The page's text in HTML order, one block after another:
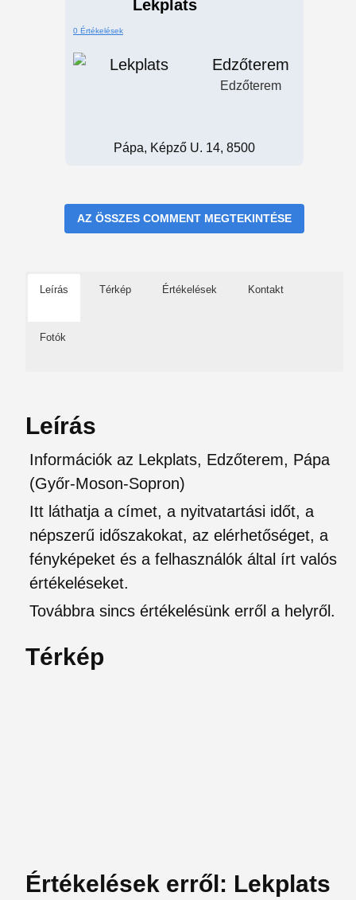
Lekplats
0 Értékelések
Edzőterem
Edzőterem
Pápa, Képző U. 14, 8500
AZ ÖSSZES COMMENT MEGTEKINTÉSE
Leírás Térkép Értékelések Kontakt
Fotók
Leírás
Információk az Lekplats, Edzőterem, Pápa
(Győr-Moson-Sopron)
Itt láthatja a címet, a nyitvatartási időt, a
népszerű időszakokat, az elérhetőséget, a
fényképeket és a felhasználók által írt valós
értékeléseket.
Továbbra sincs értékelésünk erről a helyről.
Térkép
Értékelések erről: Lekplats